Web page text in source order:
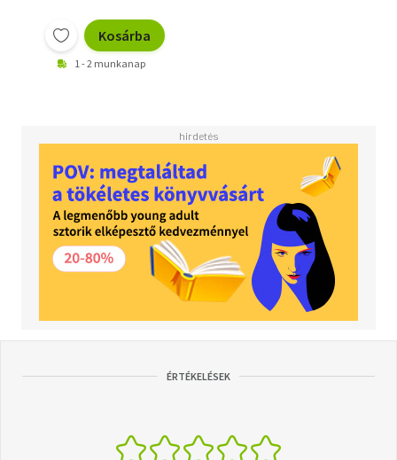
Kosárba
1 - 2 munkanap
ÉRTÉKELÉSEK